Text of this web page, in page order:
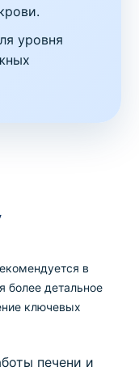
уровня
в
более детальное
ключевых
печени и